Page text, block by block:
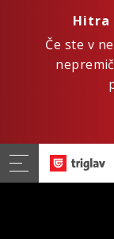
Hitra
Če ste v